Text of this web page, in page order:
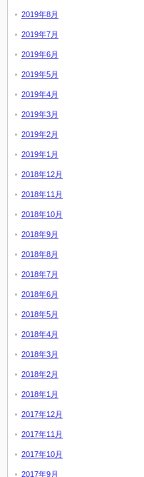
2019年8月
2019年7月
2019年6月
2019年5月
2019年4月
2019年3月
2019年2月
2019年1月
2018年12月
2018年11月
2018年10月
2018年9月
2018年8月
2018年7月
2018年6月
2018年5月
2018年4月
2018年3月
2018年2月
2018年1月
2017年12月
2017年11月
2017年10月
2017年9月